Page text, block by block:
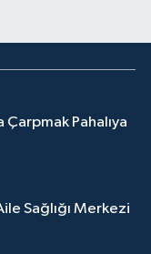
Çarpmak Pahalıya
Sağlığı Merkezi